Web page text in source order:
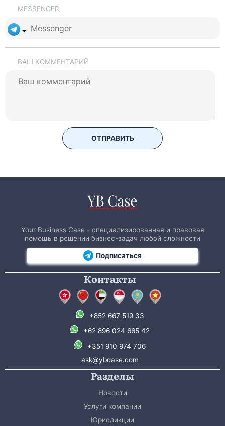
MESSENGER
ВАШ КОММЕНТАРИЙ
ОТПРАВИТЬ
Your Business Case - специализированная и правовая
помощь в решении бизнес-задач любой сложности
Подписаться
Контакты
+852 667 519 33
+62 896 024 665 42
+351 910 974 706
ask@ybcase.com
Разделы
Новости
Услуги компании
Юрисдикции